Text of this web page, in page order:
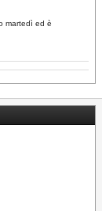
martedì ed è